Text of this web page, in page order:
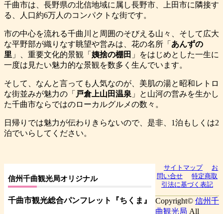
千曲市は、長野県の北信地域に属し長野市、上田市に隣接す
る、人口約6万人のコンパクトな街です。
市の中心を流れる千曲川と周囲のそびえる山々、そして広大
な平野部が織りなす眺望や営みは、花の名所「 あんずの
里 」、重要文化的景観「 姨捨の棚田 」をはじめとした一生に
一度は見たい魅力的な景観を数多く生んでいます。
そして、なんと言っても人気なのが、美肌の湯と昭和レトロ
な街並みが魅力の「 戸倉上山田温泉 」と山河の営みを生かし
た千曲市ならではのローカルグルメの数々。
日帰りでは魅力が伝わりきらないので、是非、1泊もしくは2
泊でいらしてください。
信州千曲観光局オリジナル
千曲市観光総合パンフレット 『ちくま 』
サイトマップ
お
問い合せ
特定商取
引法に基づく表記
Copyright© 信州千
曲観光局 All